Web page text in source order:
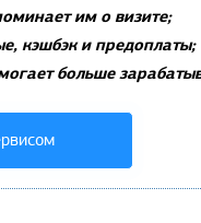
им о визите;
кэшбэк и предоплаты;
больше